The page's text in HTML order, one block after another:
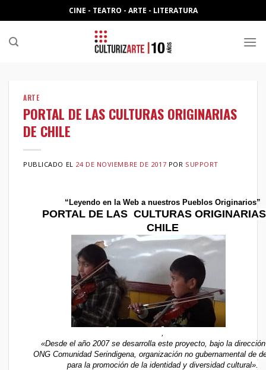
to
content
CINE - TEATRO - ARTE - LITERATURA
ARTE
PORTAL DE LAS CULTURAS ORIGINARIAS
DE CHILE
PUBLICADO EL 24 DE NOVIEMBRE DE 2017 POR SUPPORT
“Leyendo en la Web a nuestros Pueblos Originarios”
PORTAL DE LAS CULTURAS
CHILE
«Desde el año 2007 se desarrolla este proyecto, bajo la
ONG Comunidad Serindigena, organización no gubernamental de
para la promoción de la identidad y diversidad cultural».